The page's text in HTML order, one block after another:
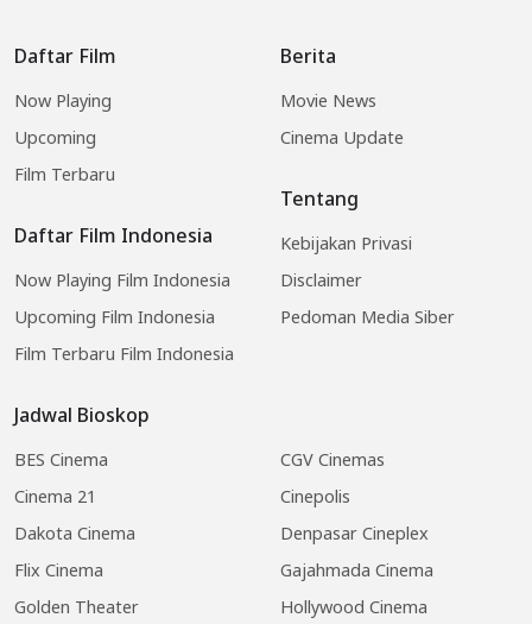
Daftar Film
Now Playing
Upcoming
Film Terbaru
Daftar Film Indonesia
Now Playing Film Indonesia
Upcoming Film Indonesia
Film Terbaru Film Indonesia
Jadwal Bioskop
BES Cinema
CGV Cinemas
Cinema 21
Cinepolis
Dakota Cinema
Denpasar Cineplex
Flix Cinema
Gajahmada Cinema
Golden Theater
Hollywood Cinema
Berita
Movie News
Cinema Update
Tentang
Kebijakan Privasi
Disclaimer
Pedoman Media Siber